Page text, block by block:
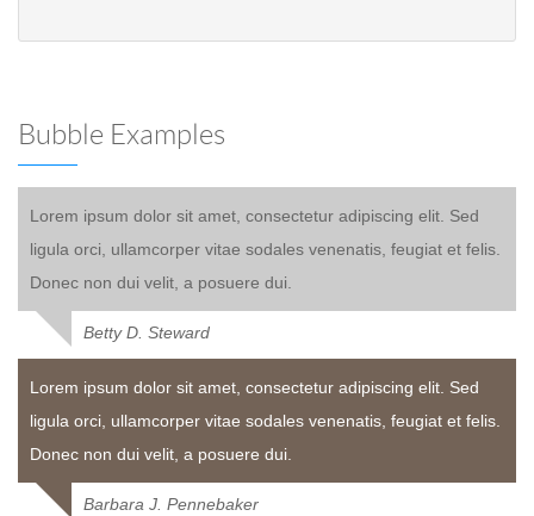
Bubble Examples
Lorem ipsum dolor sit amet, consectetur adipiscing elit. Sed
ligula orci, ullamcorper vitae sodales venenatis, feugiat et felis.
Donec non dui velit, a posuere dui.
Betty D. Steward
Lorem ipsum dolor sit amet, consectetur adipiscing elit. Sed
ligula orci, ullamcorper vitae sodales venenatis, feugiat et felis.
Donec non dui velit, a posuere dui.
Barbara J. Pennebaker